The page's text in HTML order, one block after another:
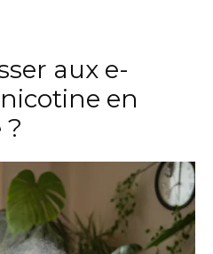
aux e-
en